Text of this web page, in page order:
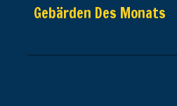
Gebärden Des Monats